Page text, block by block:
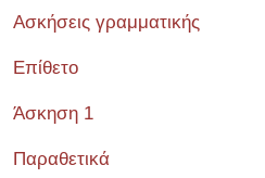
Ασκήσεις γραμματικής
Επίθετο
Άσκηση 1
Παραθετικά